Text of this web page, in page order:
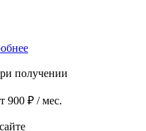
получении
900 ₽ / мес.